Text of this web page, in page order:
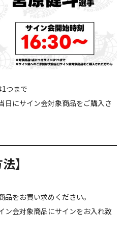
つまで
にサイン会対象商品をご購入さ
】
をお買い求めください。
ン会対象商品にサインをお入れ致